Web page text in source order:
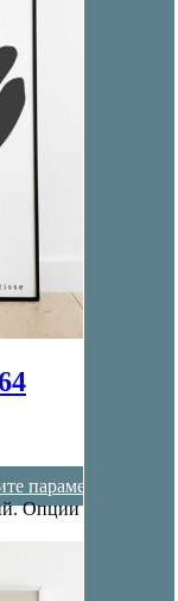
параметры
Опции можно